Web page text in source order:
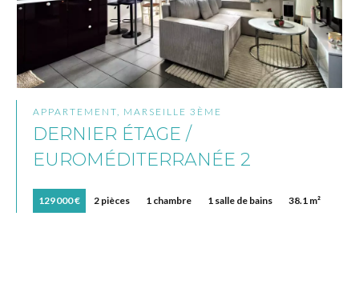
APPARTEMENT, MARSEILLE 3ÈME
DERNIER ÉTAGE /
EUROMÉDITERRANÉE 2
129 000 € 2 pièces 1 chambre 1 salle de bains 38.1 m²